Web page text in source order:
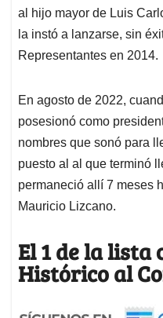
al hijo mayor de Luis
la instó a lanzarse, sin
Representantes en 2014.
En agosto de 2022,
posesionó como
nombres que sonó para
puesto al al que terminó
permaneció allí 7 meses
Mauricio Lizcano.
El 1 de la lista
Históricoal